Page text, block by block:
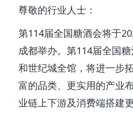
尊敬的行业人士：
第114届全国糖酒会将于
成都举办。第114届全国
和世纪城全馆，将进一步
富的品类、更实用的产业
业链上下游及消费端搭建